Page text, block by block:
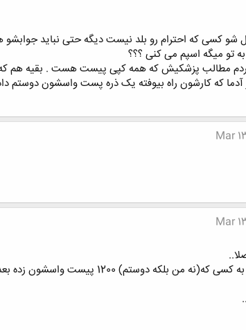
شو کسی که احترام رو بلد نیست دیگه حتی نباید
به تو میگه اسپم می کنی ؟؟؟
مطالب پزشکیش که همه کپی پیست هست . بقیه هم
که کارشون راه بیوفته یک ذره پست واسشون دوستم
Mar
Mar
وقتی ادب و تربیت ندارن به کسی